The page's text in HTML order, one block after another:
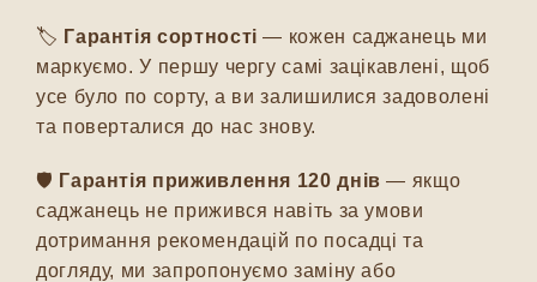
🏷️ Гарантія сортності — кожен саджанець ми
маркуємо. У першу чергу самі зацікавлені, щоб
усе було по сорту, а ви залишилися задоволені
та поверталися до нас знову.
🛡️ Гарантія приживлення 120 днів — якщо
саджанець не прижився навіть за умови
дотримання рекомендацій по посадці та
догляду, ми запропонуємо заміну або